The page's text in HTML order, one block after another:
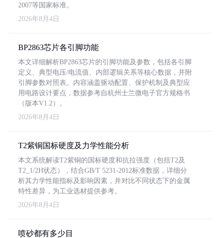
2007等国家标准。
2026年8月4日
BP2863芯片各引脚功能
本文详细解析BP2863芯片的引脚功能及参数，包括各引脚
定义、典型电压/电流值、内部逻辑关系等核心数据，并附
引脚参数对照表。内容涵盖驱动配置、保护机制及典型应
用电路设计要点，数据参考自杭州士兰微电子官方规格书
（版本V1.2）。
2026年8月4日
T2紫铜国标硬度及力学性能分析
本文系统解读T2紫铜的国标硬度和抗拉强度（包括T2及
T2_1/2H状态），结合GB/T 5231-2012标准数据，详细分
析其力学性能指标及影响因素，并对比不同状态下的金属
特性差异，为工业选材提供参考。
2026年8月4日
喷砂都有多少目